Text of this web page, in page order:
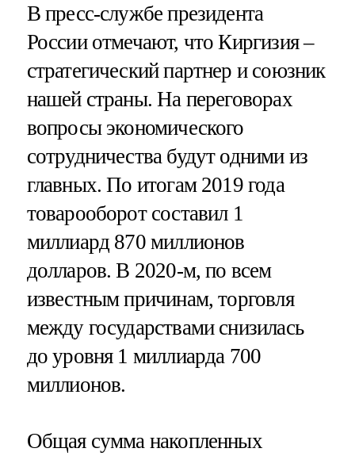
В пресс-службе президента
России отмечают, что Киргизия –
стратегический партнер и союзник
нашей страны. На переговорах
вопросы экономического
сотрудничества будут одними из
главных. По итогам 2019 года
товарооборот составил 1
миллиард 870 миллионов
долларов. В 2020-м, по всем
известным причинам, торговля
между государствами снизилась
до уровня 1 миллиарда 700
миллионов.
Общая сумма накопленных